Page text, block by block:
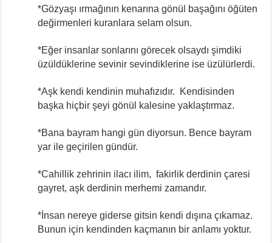
*Gözyaşı ırmağının kenarına gönül başağını öğüten
değirmenleri kuranlara selam olsun.
*Eğer insanlar sonlarını görecek olsaydı şimdiki
üzüldüklerine sevinir sevindiklerine ise üzülürlerdi.
*Aşk kendi kendinin muhafızıdır. Kendisinden
başka hiçbir şeyi gönül kalesine yaklaştırmaz.
*Bana bayram hangi gün diyorsun. Bence bayram
yar ile geçirilen gündür.
*Cahillik zehrinin ilacı ilim, fakirlik derdinin çaresi
gayret, aşk derdinin merhemi zamandır.
*İnsan nereye giderse gitsin kendi dışına çıkamaz.
Bunun için kendinden kaçmanın bir anlamı yoktur.